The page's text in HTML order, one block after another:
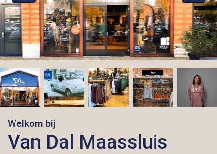
Welkom bij
Van Dal Maassluis